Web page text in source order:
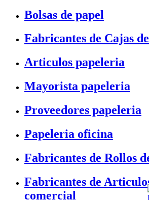
Bolsas de papel
Fabricantes de Cajas
Articulos papeleria
Mayorista papeleria
Proveedores papeleria
Papeleria oficina
Fabricantes de Rollos
Fabricantes de
comercial